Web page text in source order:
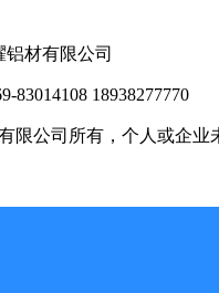
铝材有限公司
83014108 18938277770
限公司所有，个人或企